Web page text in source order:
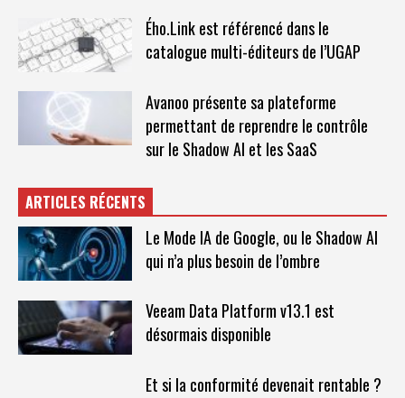
Ého.Link est référencé dans le
catalogue multi-éditeurs de l’UGAP
Avanoo présente sa plateforme
permettant de reprendre le contrôle
sur le Shadow AI et les SaaS
ARTICLES RÉCENTS
Le Mode IA de Google, ou le Shadow AI
qui n’a plus besoin de l’ombre
Veeam Data Platform v13.1 est
désormais disponible
Et si la conformité devenait rentable ?